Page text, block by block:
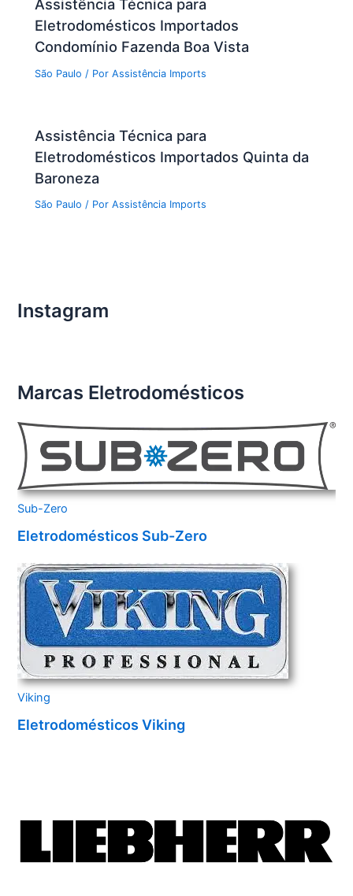
Assistência Técnica para
Eletrodomésticos Importados
Condomínio Fazenda Boa Vista
São Paulo / PorAssistência Imports
Assistência Técnica para
Eletrodomésticos Importados Quinta da
Baroneza
São Paulo / PorAssistência Imports
Instagram
Marcas Eletrodomésticos
Sub-Zero
Eletrodomésticos Sub-Zero
Viking
Eletrodomésticos Viking